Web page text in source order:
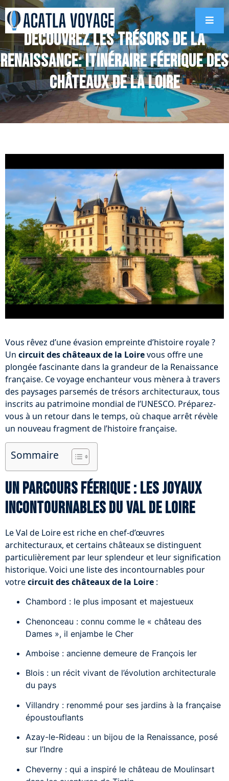
Découvrez les Trésors de la
Renaissance: Itinéraire Féerique des
Châteaux de la Loire
Vous rêvez d’une évasion empreinte d’histoire royale ?
Un circuit des châteaux de la Loirevous offre une
plongée fascinante dans la grandeur de la Renaissance
française. Ce voyage enchanteur vous mènera à travers
des paysages parsemés de trésors architecturaux, tous
inscrits au patrimoine mondial de l’UNESCO. Préparez-
vous à un retour dans le temps, où chaque arrêt révèle
un nouveau fragment de l’histoire française.
Sommaire
Un parcours féerique : les joyaux
incontournables du Val de Loire
Le Val de Loire est riche en chef-d’œuvres
architecturaux, et certains châteaux se distinguent
particulièrement par leur splendeur et leur signification
historique. Voici une liste des incontournables pour
votrecircuit des châteaux de la Loire :
Chambord : le plus imposant et majestueux
Chenonceau : connu comme le « château des
Dames », il enjambe le Cher
Amboise : ancienne demeure de François Ier
Blois : un récit vivant de l’évolution architecturale
du pays
Villandry : renommé pour ses jardins à la française
époustouflants
Azay-le-Rideau : un bijou de la Renaissance, posé
sur l’Indre
Cheverny : qui a inspiré le château de Moulinsart